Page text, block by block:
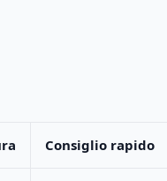
Consiglio rapido